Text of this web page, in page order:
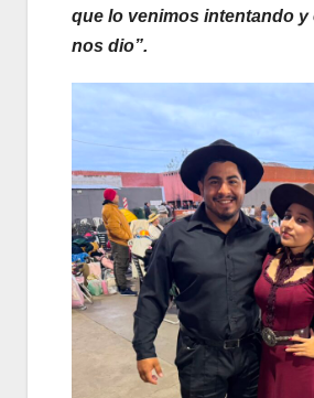
que lo venimos intentando y
nos dio”.